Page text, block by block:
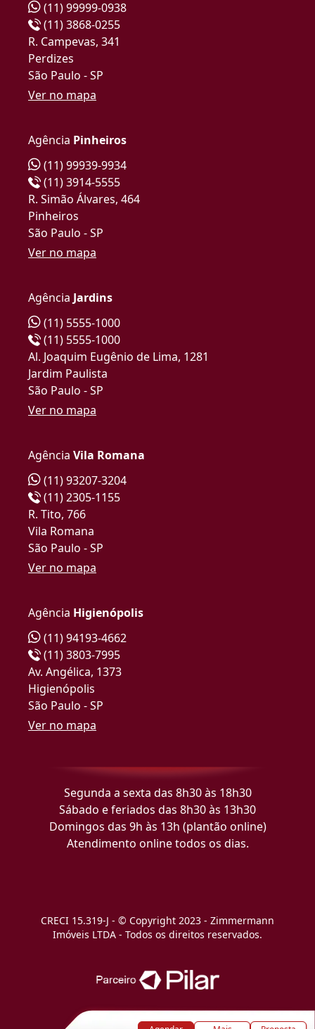
(11) 99999-0938
(11) 3868-0255
R. Campevas, 341
Perdizes
São Paulo - SP
Ver no mapa
Agência Pinheiros
(11) 99939-9934
(11) 3914-5555
R. Simão Álvares, 464
Pinheiros
São Paulo - SP
Ver no mapa
Agência Jardins
(11) 5555-1000
(11) 5555-1000
Al. Joaquim Eugênio de Lima, 1281
Jardim Paulista
São Paulo - SP
Ver no mapa
Agência Vila Romana
(11) 93207-3204
(11) 2305-1155
R. Tito, 766
Vila Romana
São Paulo - SP
Ver no mapa
Agência Higienópolis
(11) 94193-4662
(11) 3803-7995
Av. Angélica, 1373
Higienópolis
São Paulo - SP
Ver no mapa
Segunda a sexta das 8h30 às 18h30
Sábado e feriados das 8h30 às 13h30
Domingos das 9h às 13h (plantão online)
Atendimento online todos os dias.
CRECI 15.319-J - © Copyright 2023 - Zimmermann
Imóveis LTDA - Todos os direitos reservados.